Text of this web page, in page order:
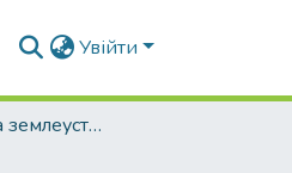
Увійти
193 Геодезія та землеустрій. Геоінформаційні системи і технології